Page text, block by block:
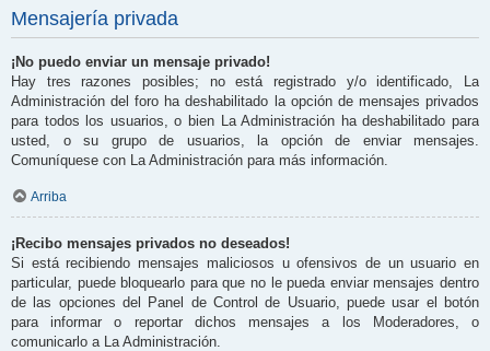
Mensajería privada
¡No puedo enviar un mensaje privado!
Hay tres razones posibles; no está registrado y/o identificado, La
Administración del foro ha deshabilitado la opción de mensajes privados
para todos los usuarios, o bien La Administración ha deshabilitado para
usted, o su grupo de usuarios, la opción de enviar mensajes.
Comuníquese con La Administración para más información.
Arriba
¡Recibo mensajes privados no deseados!
Si está recibiendo mensajes maliciosos u ofensivos de un usuario en
particular, puede bloquearlo para que no le pueda enviar mensajes dentro
de las opciones del Panel de Control de Usuario, puede usar el botón
para informar o reportar dichos mensajes a los Moderadores, o
comunicarlo a La Administración.